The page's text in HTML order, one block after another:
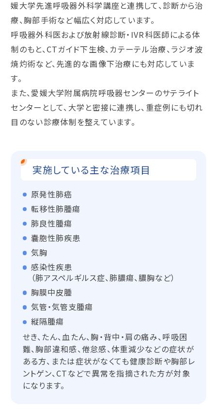
媛大学先進呼吸器外科学講座と連携して、診断から治
療、胸部手術など幅広く対応しています。
呼吸器外科医および放射線診断・IVR科医師による体
制のもと、CTガイド下生検、カテーテル治療、ラジオ波
焼灼術など、先進的な画像下治療にも対応していま
す。
また、愛媛大学附属病院呼吸器センターのサテライト
センターとして、大学と密接に連携し、重症例にも切れ
目のない診療体制を整えています。
実施している主な治療項目
原発性肺癌
転移性肺腫瘍
肺良性腫瘍
嚢胞性肺疾患
気胸
感染性疾患
（肺アスペルギルス症、肺膿瘍、膿胸など）
胸膜中皮腫
気管・気管支腫瘍
縦隔腫瘍
せき、たん、血たん、胸・背中・肩の痛み、呼吸困
難、胸部違和感、倦怠感、体重減少などの症状が
ある方、または症状がなくても健康診断や胸部レ
ントゲン、CTなどで異常を指摘された方が対象
になります。